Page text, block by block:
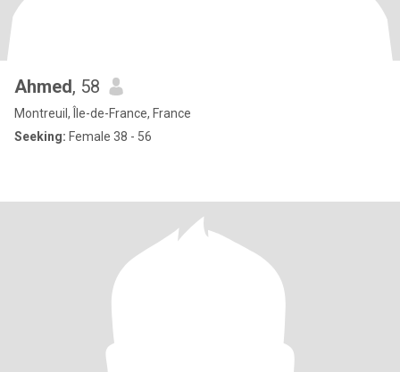
Ahmed, 58
Montreuil, Île-de-France, France
Seeking: Female 38 - 56